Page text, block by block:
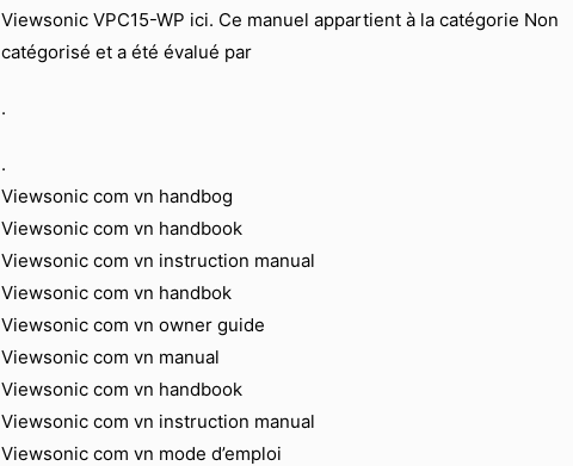
Viewsonic VPC15-WP ici. Ce manuel appartient à la catégorie Non
catégorisé et a été évalué par
.
.
Viewsonic com vn handbog
Viewsonic com vn handbook
Viewsonic com vn instruction manual
Viewsonic com vn handbok
Viewsonic com vn owner guide
Viewsonic com vn manual
Viewsonic com vn handbook
Viewsonic com vn instruction manual
Viewsonic com vn mode d’emploi